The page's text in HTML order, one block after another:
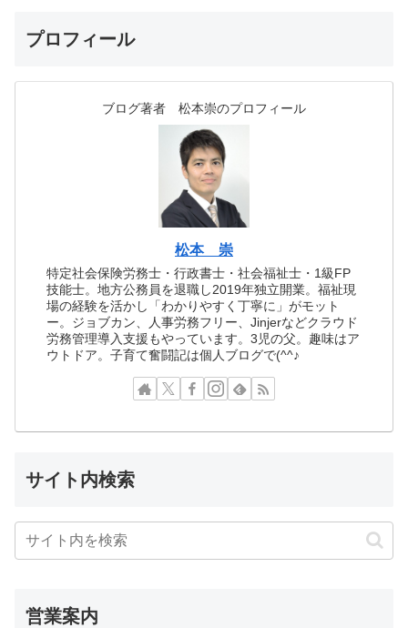
プロフィール
ブログ著者 松本崇のプロフィール
松本 崇
特定社会保険労務士・行政書士・社会福祉士・1級FP
技能士。地方公務員を退職し2019年独立開業。福祉現
場の経験を活かし「わかりやすく丁寧に」がモット
ー。ジョブカン、人事労務フリー、Jinjerなどクラウド
労務管理導入支援もやっています。3児の父。趣味はア
ウトドア。子育て奮闘記は個人ブログで(^^♪
サイト内検索
営業案内